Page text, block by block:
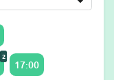
2
17:00